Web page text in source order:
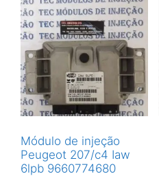
Módulo de injeção
Peugeot 207/c4 Iaw
6lpb 9660774680